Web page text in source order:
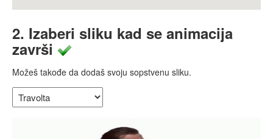
2. Izaberi sliku kad se animacija
završi
Možeš takođe da dodaš svoju sopstvenu sliku.